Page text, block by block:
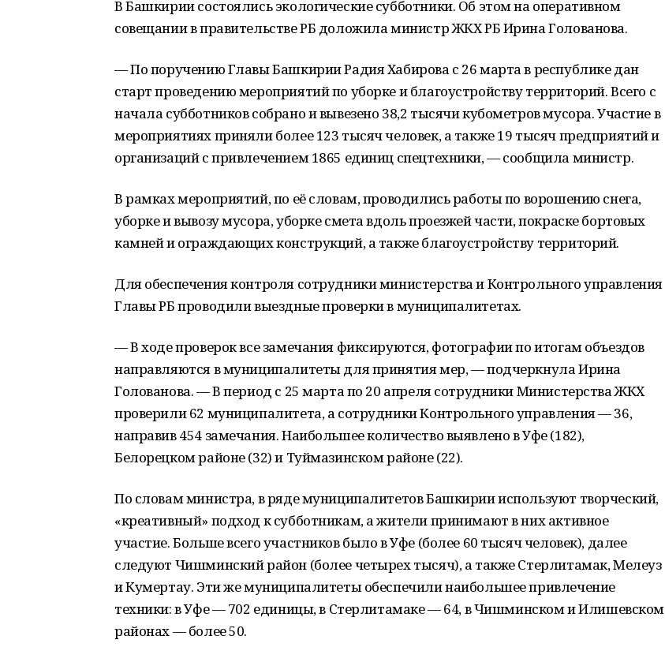
В Башкирии состоялись экологические субботники. Об этом на оперативном
совещании в правительстве РБ доложила министр ЖКХ РБ Ирина Голованова.
— По поручению Главы Башкирии Радия Хабирова с 26 марта в республике дан
старт проведению мероприятий по уборке и благоустройству территорий. Всего с
начала субботников собрано и вывезено 38,2 тысячи кубометров мусора. Участие в
мероприятиях приняли более 123 тысяч человек, а также 19 тысяч предприятий и
организаций с привлечением 1865 единиц спецтехники, — сообщила министр.
В рамках мероприятий, по её словам, проводились работы по ворошению снега,
уборке и вывозу мусора, уборке смета вдоль проезжей части, покраске бортовых
камней и ограждающих конструкций, а также благоустройству территорий.
Для обеспечения контроля сотрудники министерства и Контрольного управления
Главы РБ проводили выездные проверки в муниципалитетах.
— В ходе проверок все замечания фиксируются, фотографии по итогам объездов
направляются в муниципалитеты для принятия мер, — подчеркнула Ирина
Голованова. — В период с 25 марта по 20 апреля сотрудники Министерства ЖКХ
проверили 62 муниципалитета, а сотрудники Контрольного управления — 36,
направив 454 замечания. Наибольшее количество выявлено в Уфе (182),
Белорецком районе (32) и Туймазинском районе (22).
По словам министра, в ряде муниципалитетов Башкирии используют творческий,
«креативный» подход к субботникам, а жители принимают в них активное
участие. Больше всего участников было в Уфе (более 60 тысяч человек), далее
следуют Чишминский район (более четырех тысяч), а также Стерлитамак, Мелеуз
и Кумертау. Эти же муниципалитеты обеспечили наибольшее привлечение
техники: в Уфе — 702 единицы, в Стерлитамаке — 64, в Чишминском и Илишевском
районах — более 50.